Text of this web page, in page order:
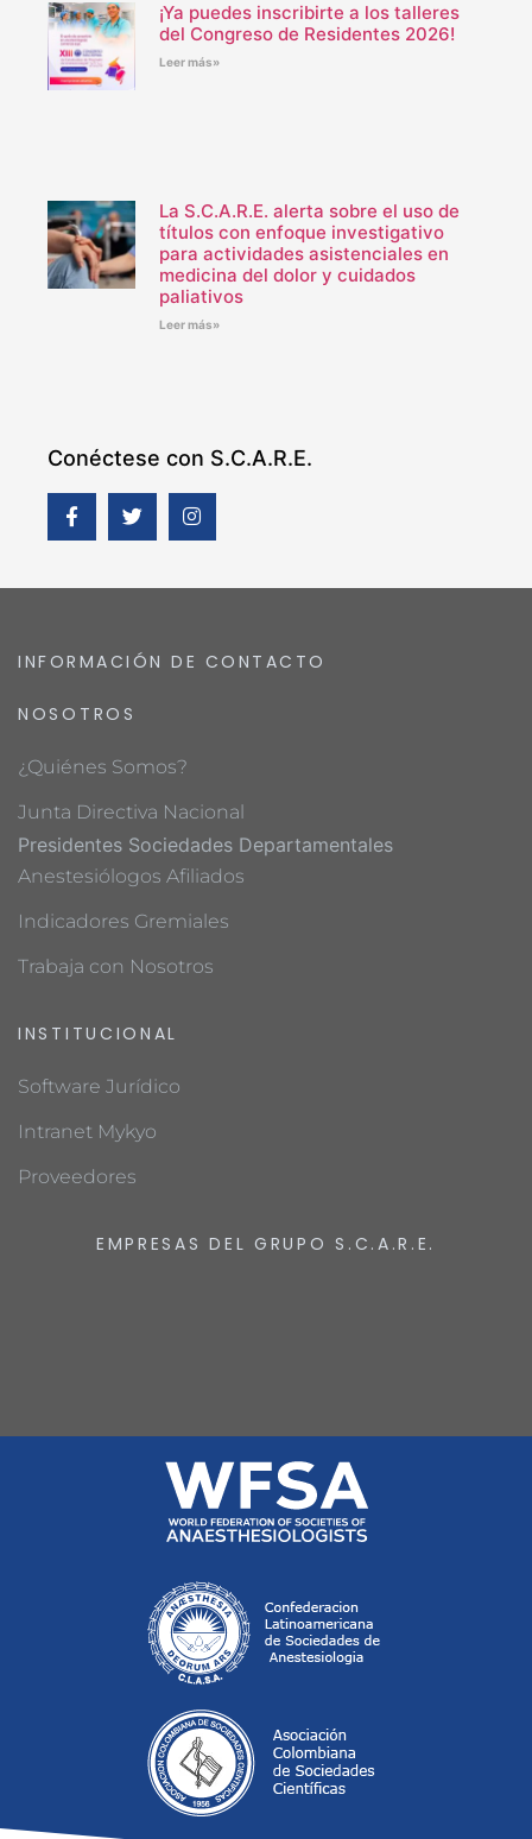
¡Ya puedes inscribirte a los talleres
del Congreso de Residentes 2026!
Leer más»
La S.C.A.R.E. alerta sobre el uso de
títulos con enfoque investigativo
para actividades asistenciales en
medicina del dolor y cuidados
paliativos
Leer más»
Conéctese con S.C.A.R.E.
INFORMACIÓN DE CONTACTO
NOSOTROS
¿Quiénes Somos?
Junta Directiva Nacional
Presidentes Sociedades Departamentales
Anestesiólogos Afiliados
Indicadores Gremiales
Trabaja con Nosotros
INSTITUCIONAL
Software Jurídico
Intranet Mykyo
Proveedores
EMPRESAS DEL GRUPO S.C.A.R.E.